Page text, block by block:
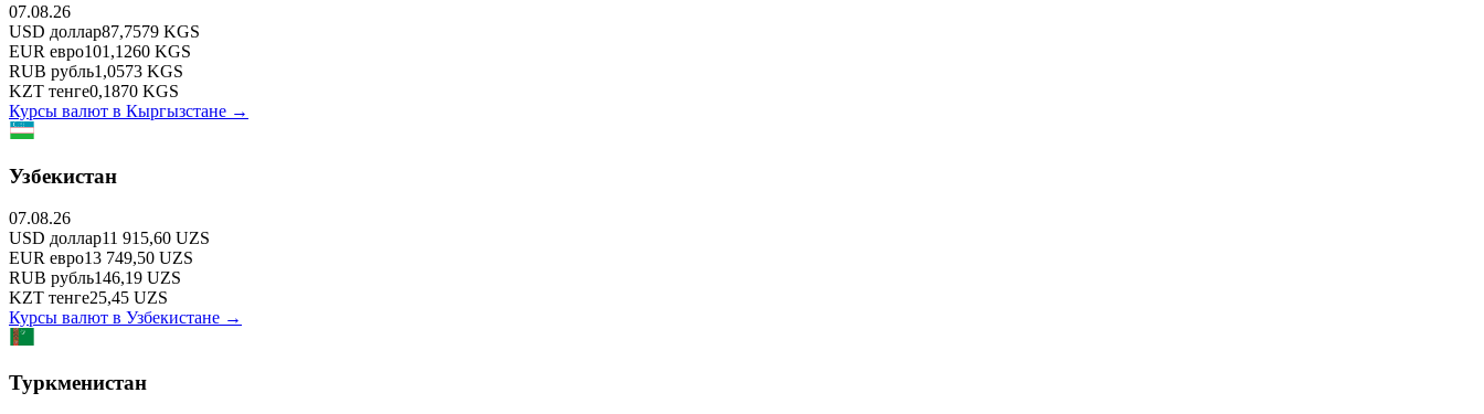
07.08.26
USD доллар87,7579 KGS
EUR евро101,1260 KGS
RUB рубль1,0573 KGS
KZT тенге0,1870 KGS
Курсы валют в Кыргызстане →
Узбекистан
07.08.26
USD доллар11 915,60 UZS
EUR евро13 749,50 UZS
RUB рубль146,19 UZS
KZT тенге25,45 UZS
Курсы валют в Узбекистане →
Туркменистан